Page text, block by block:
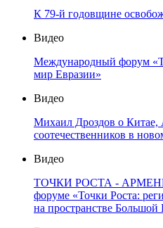
К 79-й годовщине
Видео
Международный форум
мир Евразии»
Видео
Михаил Дроздов о Китае,
соотечественников в
Видео
ТОЧКИ РОСТА -
форуме «Точки Роста:
на пространстве Большой